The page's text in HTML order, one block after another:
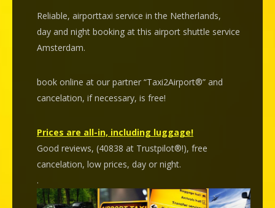
Reliable, airporttaxi service in the Netherlands,
day and night booking at this airport shuttle service
Amsterdam.
book online at our partner “Taxi2Airport®” and
cancelation, if necessary, is free!
Prices are all-in, including luggage!
Good reviews, (40838 at Trustpilot®!), free
cancelation, low prices, day or night.
.